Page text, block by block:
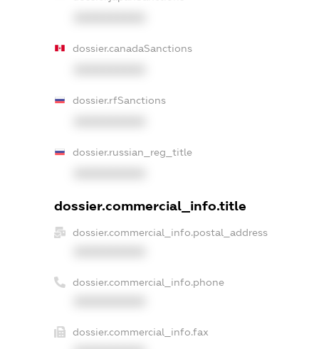
dossier.canadaSanctions
dossier.rfSanctions
dossier.russian_reg_title
dossier.commercial_info.title
dossier.commercial_info.postal_address
dossier.commercial_info.phone
dossier.commercial_info.fax